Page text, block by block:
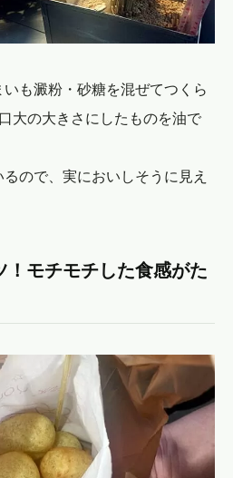
も澱粉・砂糖を混ぜてつくら
大の大きさにしたものを油で
ので、実においしそうに見え